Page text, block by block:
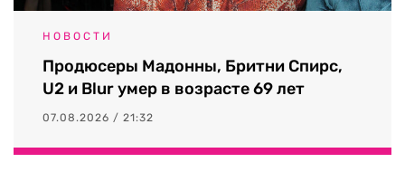
НОВОСТИ
Продюсеры Мадонны, Бритни Спирс,
U2 и Blur умер в возрасте 69 лет
07.08.2026 / 21:32